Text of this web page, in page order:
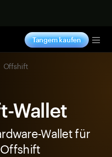
Tangem kaufen
Offshift
Wallet
Wallet für